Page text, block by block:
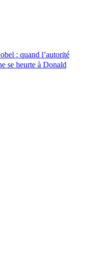
: quand l’autorité
se heurte à Donald